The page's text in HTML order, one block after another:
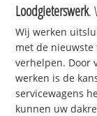
Loodgieterswerk.
Wij werken
met de
verhelpen. Door
werken is de
servicewagens
kunnen uw